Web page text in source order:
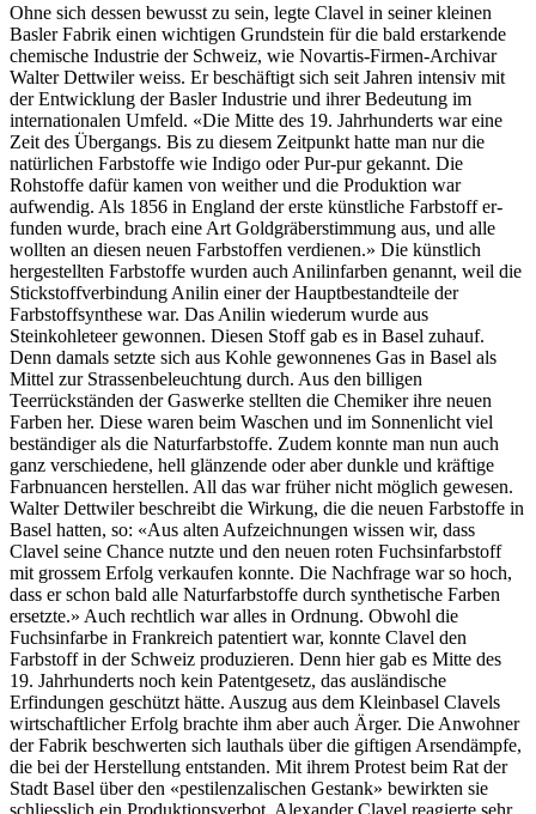
Ohne sich dessen bewusst zu sein, legte Clavel in seiner kleinen
Basler Fabrik einen wichtigen Grundstein für die bald erstarkende
chemische Industrie der Schweiz, wie Novartis-Firmen-Archivar
Walter Dettwiler weiss. Er beschäftigt sich seit Jahren intensiv mit
der Entwicklung der Basler Industrie und ihrer Bedeutung im
internationalen Umfeld. «Die Mitte des 19. Jahrhunderts war eine
Zeit des Übergangs. Bis zu diesem Zeitpunkt hatte man nur die
natürlichen Farbstoffe wie Indigo oder Pur-pur gekannt. Die
Rohstoffe dafür kamen von weither und die Produktion war
aufwendig. Als 1856 in England der erste künstliche Farbstoff er-
funden wurde, brach eine Art Goldgräberstimmung aus, und alle
wollten an diesen neuen Farbstoffen verdienen.» Die künstlich
hergestellten Farbstoffe wurden auch Anilinfarben genannt, weil die
Stickstoffverbindung Anilin einer der Hauptbestandteile der
Farbstoffsynthese war. Das Anilin wiederum wurde aus
Steinkohleteer gewonnen. Diesen Stoff gab es in Basel zuhauf.
Denn damals setzte sich aus Kohle gewonnenes Gas in Basel als
Mittel zur Strassenbeleuchtung durch. Aus den billigen
Teerrückständen der Gaswerke stellten die Chemiker ihre neuen
Farben her. Diese waren beim Waschen und im Sonnenlicht viel
beständiger als die Naturfarbstoffe. Zudem konnte man nun auch
ganz verschiedene, hell glänzende oder aber dunkle und kräftige
Farbnuancen herstellen. All das war früher nicht möglich gewesen.
Walter Dettwiler beschreibt die Wirkung, die die neuen Farbstoffe in
Basel hatten, so: «Aus alten Aufzeichnungen wissen wir, dass
Clavel seine Chance nutzte und den neuen roten Fuchsinfarbstoff
mit grossem Erfolg verkaufen konnte. Die Nachfrage war so hoch,
dass er schon bald alle Naturfarbstoffe durch synthetische Farben
ersetzte.» Auch rechtlich war alles in Ordnung. Obwohl die
Fuchsinfarbe in Frankreich patentiert war, konnte Clavel den
Farbstoff in der Schweiz produzieren. Denn hier gab es Mitte des
19. Jahrhunderts noch kein Patentgesetz, das ausländische
Erfindungen geschützt hätte. Auszug aus dem Kleinbasel Clavels
wirtschaftlicher Erfolg brachte ihm aber auch Ärger. Die Anwohner
der Fabrik beschwerten sich lauthals über die giftigen Arsendämpfe,
die bei der Herstellung entstanden. Mit ihrem Protest beim Rat der
Stadt Basel über den «pestilenzalischen Gestank» bewirkten sie
schliesslich ein Produktionsverbot. Alexander Clavel reagierte sehr